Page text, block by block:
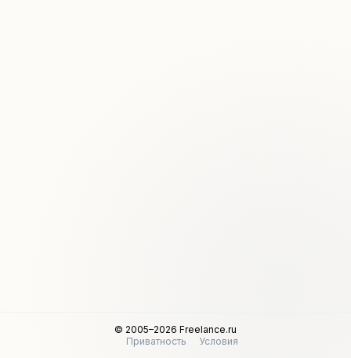
© 2005–2026 Freelance.ru
Приватность
Условия